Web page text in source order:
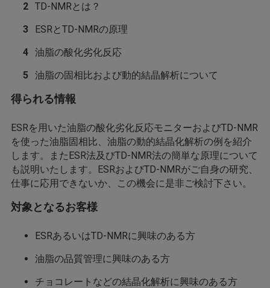
TD-NMRとは？
ESRとTD-NMRの原理
油脂の酸化劣化反応
油脂の固相比および動的結晶解析について
得られる情報
ESRを用いた油脂の酸化劣化反応モニターおよびTD-NMR
を使った油脂固相比、油脂の動的結晶化解析の例を紹介
します。またESR法及びTD-NMR法の簡単な原理について
も説明いたします。ESRおよびTD-NMRがご自身の研究、
仕事に応用できないか、この機会に是非ご検討下さい。
対象となるお客様
ESRあるいはTD-NMRに興味のある方
油脂の品質管理に興味のある方
チョコレートなどの結晶化解析に興味のある方